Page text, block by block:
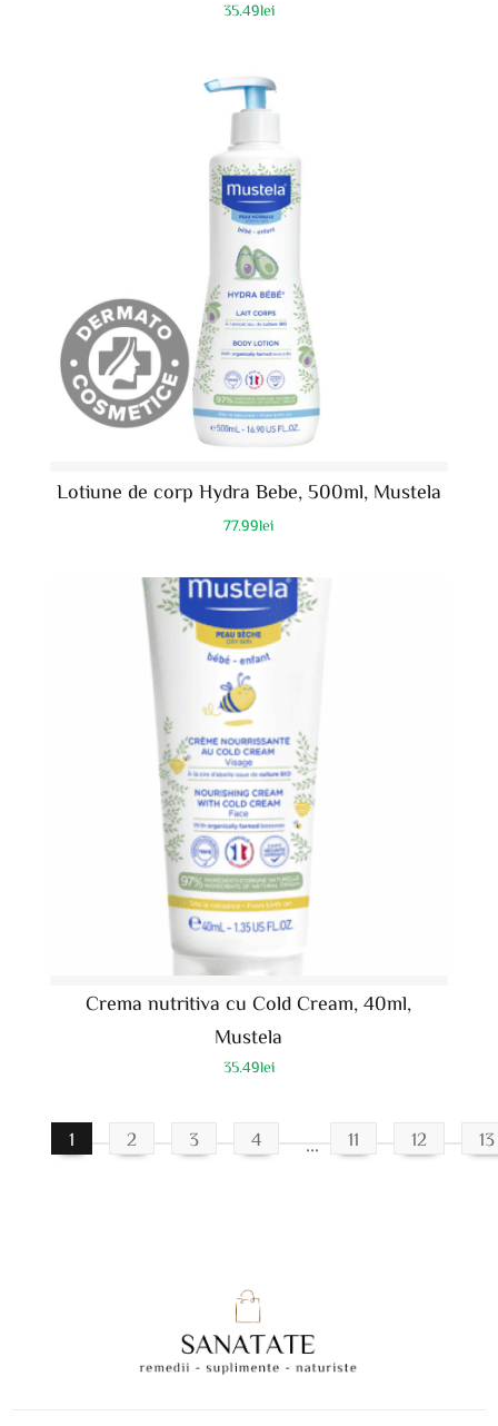
35.49lei
Lotiune de corp Hydra Bebe, 500ml, Mustela
77.99lei
Crema nutritiva cu Cold Cream, 40ml,
Mustela
35.49lei
1 2 3 4 11 12 13